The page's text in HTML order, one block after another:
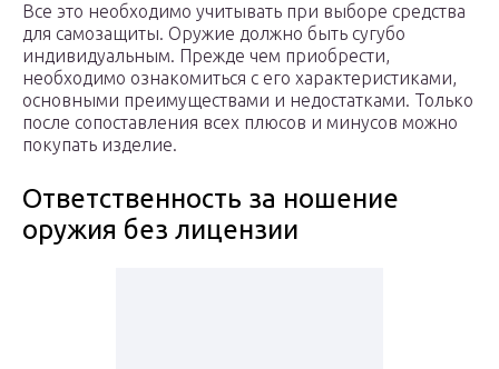
Все это необходимо учитывать при выборе средства
для самозащиты. Оружие должно быть сугубо
индивидуальным. Прежде чем приобрести,
необходимо ознакомиться с его характеристиками,
основными преимуществами и недостатками. Только
после сопоставления всех плюсов и минусов можно
покупать изделие.
Ответственность за ношение
оружия без лицензии